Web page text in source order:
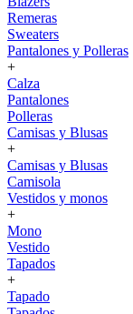
Remeras
Sweaters
Pantalones y Polleras
+
Calza
Pantalones
Polleras
Camisas y Blusas
+
Camisas y Blusas
Camisola
Vestidos y monos
+
Mono
Vestido
Tapados
+
Tapado